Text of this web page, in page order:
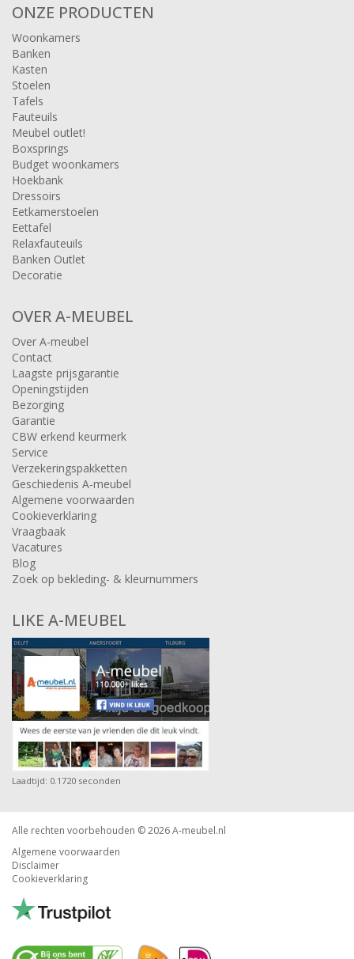
ONZE PRODUCTEN
Woonkamers
Banken
Kasten
Stoelen
Tafels
Fauteuils
Meubel outlet!
Boxsprings
Budget woonkamers
Hoekbank
Dressoirs
Eetkamerstoelen
Eettafel
Relaxfauteuils
Banken Outlet
Decoratie
OVER A-MEUBEL
Over A-meubel
Contact
Laagste prijsgarantie
Openingstijden
Bezorging
Garantie
CBW erkend keurmerk
Service
Verzekeringspakketten
Geschiedenis A-meubel
Algemene voorwaarden
Cookieverklaring
Vraagbaak
Vacatures
Blog
Zoek op bekleding- & kleurnummers
LIKE A-MEUBEL
Laadtijd: 0.1720 seconden
Alle rechten voorbehouden © 2026A-meubel.nl
Algemene voorwaarden
Disclaimer
Cookieverklaring